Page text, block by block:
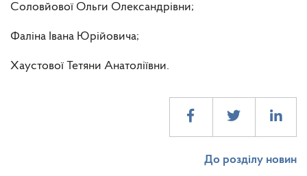
Соловйової Ольги Олександрівни;
Фаліна Івана Юрійовича;
Хаустової Тетяни Анатоліївни.
До розділу новин